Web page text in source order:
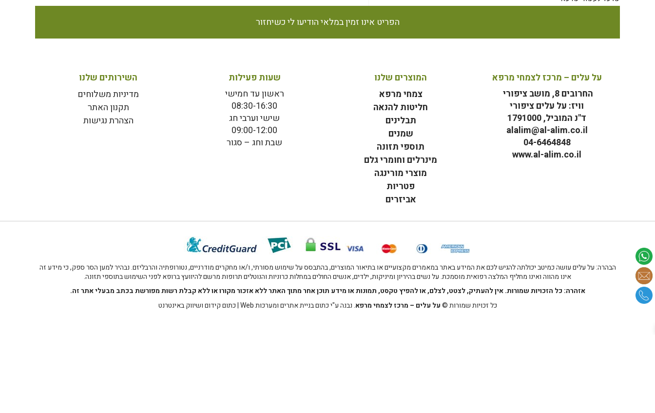
הפריט אינו זמין במלאי הודיעו לי כשיחזור
על עלים – מרכז לצמחי מרפא
החרובים 8, מושב ציפורי
וויז: על עלים ציפורי
ד"נ המוביל, 1791000
alalim@al-alim.co.il
04-6464848
www.al-alim.co.il
המוצרים שלנו
צמחי מרפא
חליטות להנאה
תבלינים
שמנים
תוספי תזונה
מינרלים וחומרי גלם
מוצרי מורינגה
פטריות
אביזרים
שעות פעילות
ראשון עד חמישי
08:30-16:30
שישי וערבי חג
09:00-12:00
שבת וחג – סגור
השירותים שלנו
מדיניות משלוחים
תקנון האתר
הצהרת נגישות
הבהרה: על עלים עושה כמיטב יכולתה להגיש לכם את המידע באתר במאמרים מקצועיים או בתיאור המוצרים, בהתבסס על שימוש מסורתי, ו/או מחקרים מודרניים, נטורופתיה והרבליזם. נבהיר למען הסר ספק, כי מידע זה
אינו מהווה ואינו מחליף המלצה רפואית מוסמכת. על נשים בהיריון ומיניקות, ילדים, אנשים החולים במחלות כרוניות והנוטלים תרופות מרשם להיוועץ ברופא לפני השימוש בתוספי תזונה.
אזהרה: כל הזכויות שמורות. אין להעתיק, לצטט, לצלם, או להפיץ טקסט, תמונות או מידע תוכן אחר מתוך האתר ללא אזכור מקורו או ללא קבלת רשות מפורשת בכתב מבעלי אתר זה.
כל זכויות שמורות ©על עלים – מרכז לצמחי מרפא. נבנה ע"יכתום בניית אתרים ומערכות Web |כתום קידום ושיווק באינטרנט